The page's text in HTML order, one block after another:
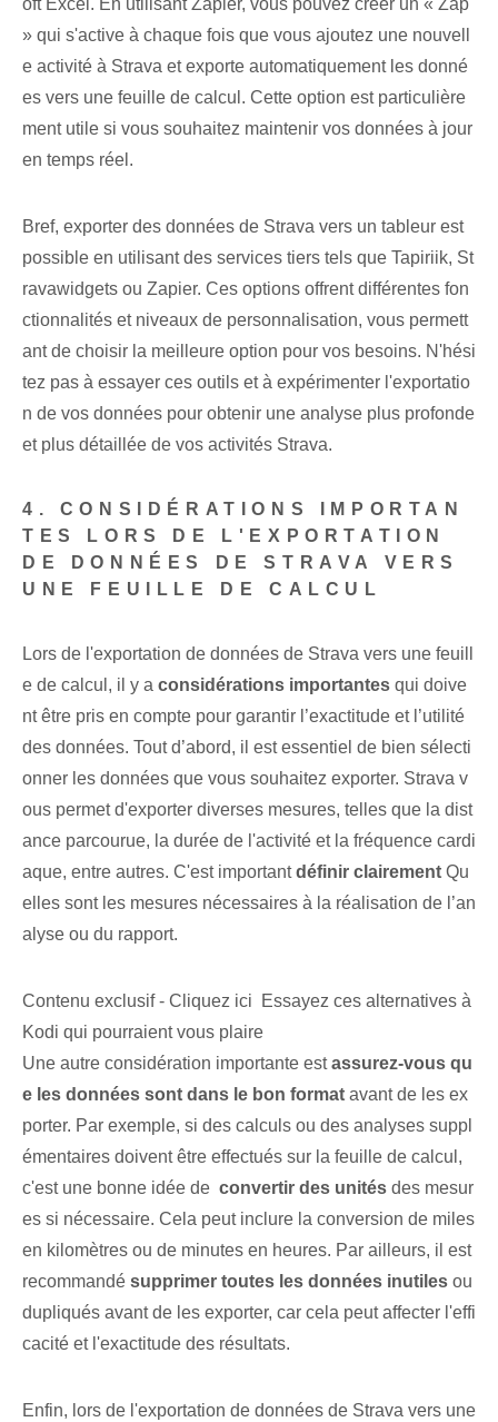
oft Excel. ⁣En utilisant Zapier, vous pouvez créer un « Zap
» qui ⁢s'active à chaque fois que vous ajoutez une nouvell
e activité à Strava et ⁢exporte automatiquement les donné
es vers une feuille de calcul. Cette option est particulière
ment utile si vous souhaitez maintenir vos données à jour
en temps réel.
Bref, exporter des données de Strava vers un tableur est
possible en utilisant des services tiers tels que Tapiriik, St
ravawidgets ou Zapier. Ces options offrent différentes fon
ctionnalités et niveaux de personnalisation, vous permett
ant de choisir la meilleure option pour vos besoins. N'hési
tez pas à essayer ces outils et à expérimenter l'exportatio
n de vos données pour obtenir une analyse plus profonde
et plus détaillée de vos activités Strava.
4. CONSIDÉRATIONS IMPORTAN
TES LORS DE L'EXPORTATION
DE DONNÉES DE STRAVA VERS
UNE FEUILLE DE CALCUL
Lors de l'exportation de données de Strava ‌vers⁣ une feuill
e de calcul, il y a considérations importantes qui doive
nt être pris en compte pour garantir l’exactitude et l’utilité
des données. Tout d’abord, il est essentiel de bien sélecti
onner les données que vous souhaitez exporter. Strava v
ous permet d'exporter diverses mesures, telles que la dist
ance parcourue, la durée de l'activité et la fréquence cardi
aque, entre autres. C'est importantdéfinir clairement Qu
elles sont les mesures nécessaires à la réalisation de l’an
alyse ou du rapport.
Contenu exclusif - Cliquez ici Essayez ces alternatives à
Kodi qui pourraient vous plaire
Une autre considération importante estassurez-vous⁤ qu
e les données sont dans le bon format avant de les ex
porter.‍ Par exemple, si des calculs ou des analyses suppl
émentaires doivent être effectués sur la feuille de calcul,
c'est une bonne idée de ‍ convertir des unités des mesur
es si nécessaire. Cela peut inclure la conversion de miles
en kilomètres ou de minutes en heures. Par ailleurs, il est
recommandé supprimer toutes les données inutiles ou
dupliqués avant de les exporter, car cela peut affecter l'effi
cacité et l'exactitude des résultats.
Enfin, lors de l'exportation de données de Strava vers une